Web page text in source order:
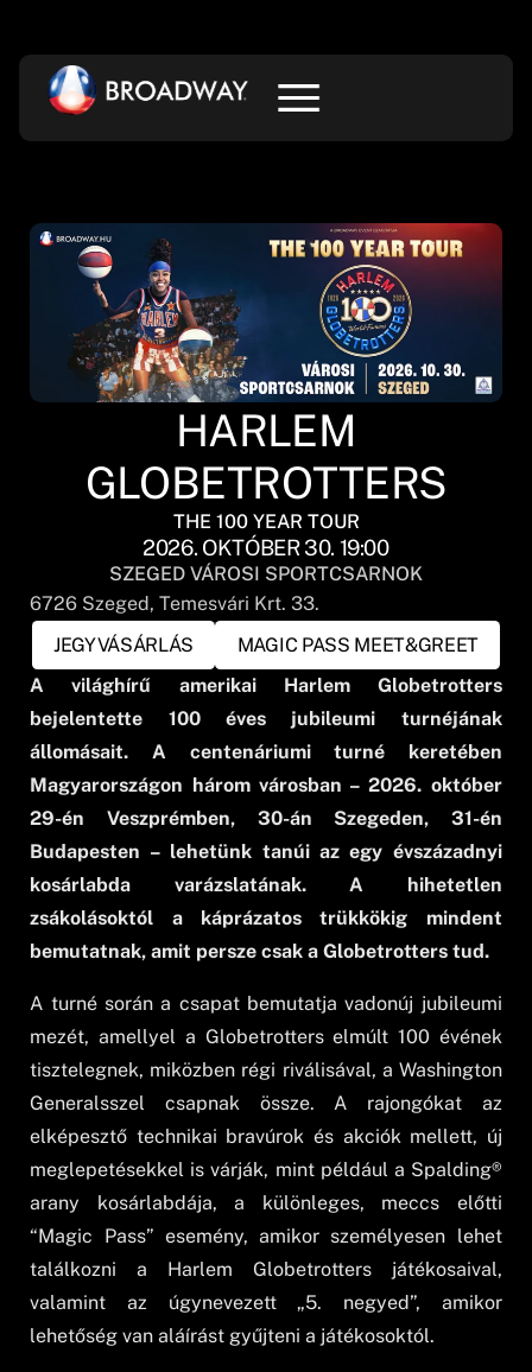
HARLEM
GLOBETROTTERS
THE 100 YEAR TOUR
2026. OKTÓBER 30. 19:00
SZEGED VÁROSI SPORTCSARNOK
6726 Szeged, Temesvári Krt. 33.
JEGYVÁSÁRLÁS
MAGIC PASS MEET&GREET
A világhírű amerikai Harlem Globetrotters
bejelentette 100 éves jubileumi turnéjának
állomásait. A centenáriumi turné keretében
Magyarországon három városban – 2026. október
29-én Veszprémben, 30-án Szegeden, 31-én
Budapesten – lehetünk tanúi az egy évszázadnyi
kosárlabda varázslatának. A hihetetlen
zsákolásoktól a káprázatos trükkökig mindent
bemutatnak, amit persze csak a Globetrotters tud.
A turné során a csapat bemutatja vadonúj jubileumi
mezét, amellyel a Globetrotters elmúlt 100 évének
tisztelegnek, miközben régi riválisával, a Washington
Generalsszel csapnak össze. A rajongókat az
elképesztő technikai bravúrok és akciók mellett, új
meglepetésekkel is várják, mint például a Spalding®
arany kosárlabdája, a különleges, meccs előtti
“Magic Pass” esemény, amikor személyesen lehet
találkozni a Harlem Globetrotters játékosaival,
valamint az úgynevezett „5. negyed”, amikor
lehetőség van aláírást gyűjteni a játékosoktól.